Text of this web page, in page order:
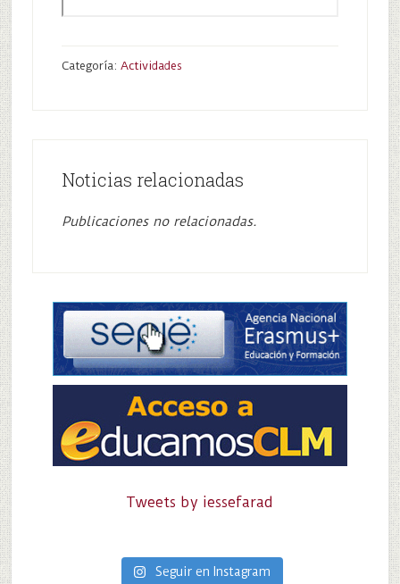
Categoría: Actividades
Noticias relacionadas
Publicaciones no relacionadas.
Tweets by iessefarad
Seguir en Instagram